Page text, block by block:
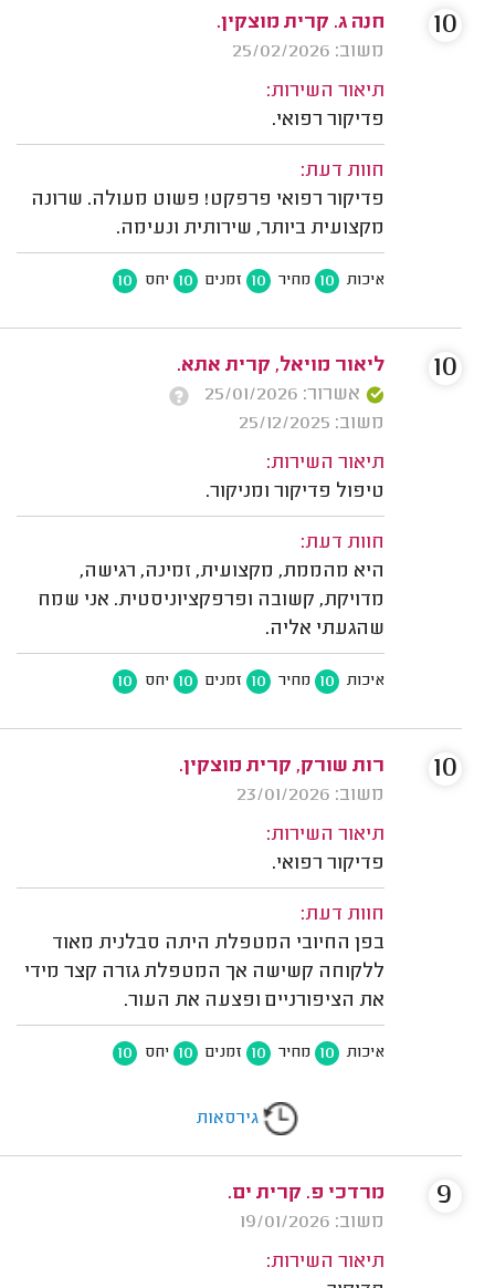
חנה ג. קרית מוצקין.
משוב: 25/02/2026
תיאור השירות:
פדיקור רפואי.
חוות דעת:
פדיקור רפואי פרפקט! פשוט מעולה. שרונה
מקצועית ביותר, שירותית ונעימה.
איכות 10 מחיר 10 זמנים 10 יחס 10
10
ליאור מויאל, קרית אתא.
אשרור: 25/01/2026
משוב: 25/12/2025
תיאור השירות:
טיפול פדיקור ומניקור.
חוות דעת:
היא מהממת, מקצועית, זמינה, רגישה,
מדויקת, קשובה ופרפקציוניסטית. אני שמח
שהגעתי אליה.
איכות 10 מחיר 10 זמנים 10 יחס 10
10
רות שורק, קרית מוצקין.
משוב: 23/01/2026
תיאור השירות:
פדיקור רפואי.
חוות דעת:
בפן החיובי המטפלת היתה סבלנית מאוד
ללקוחה קשישה אך המטפלת גזרה קצר מידי
את הציפורניים ופצעה את העור.
איכות 10 מחיר 10 זמנים 10 יחס 10
10
גירסאות
מרדכי פ. קרית ים.
משוב: 19/01/2026
תיאור השירות:
9